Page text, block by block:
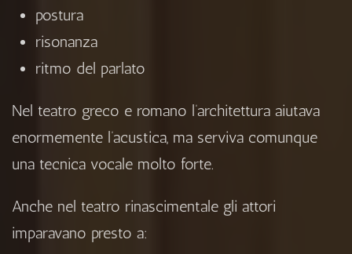
postura
risonanza
ritmo del parlato
Nel teatro greco e romano l’architettura aiutava
enormemente l’acustica, ma serviva comunque
una tecnica vocale molto forte.
Anche nel teatro rinascimentale gli attori
imparavano presto a: